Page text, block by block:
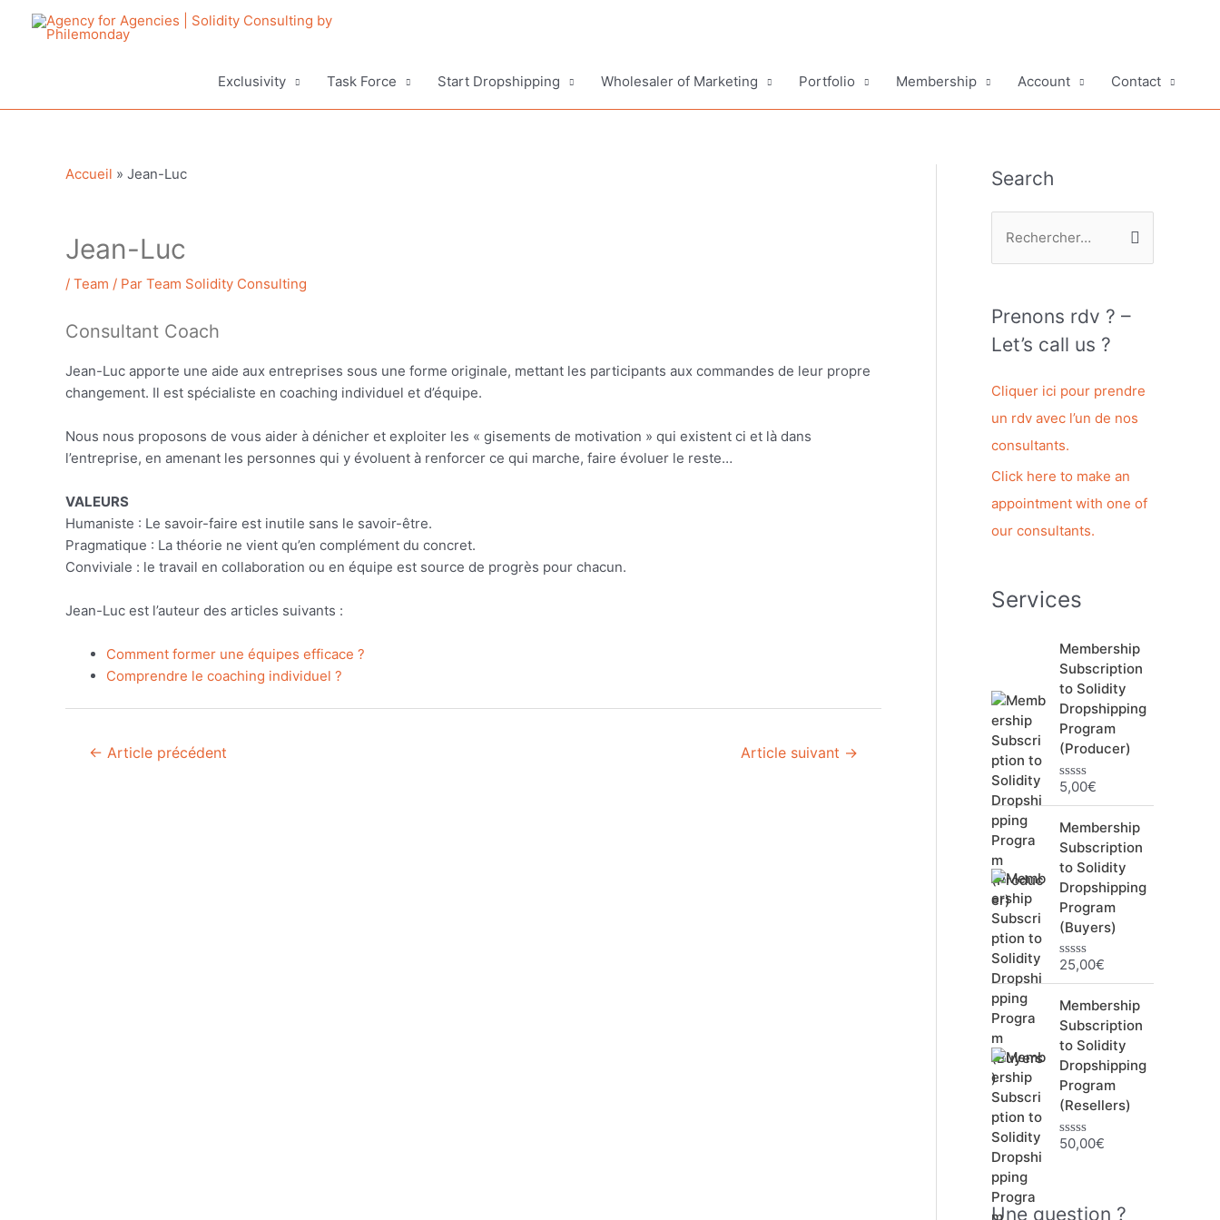
Exclusivity
Task Force Start Dropshipping Wholesaler of Marketing Portfolio Membership Account Contact
Accueil » Jean-Luc
Jean-Luc
/ Team / Par Team Solidity Consulting
Consultant Coach
Jean-Luc apporte une aide aux entreprises sous une forme originale, mettant les participants aux commandes de leur propre
changement. Il est spécialiste en coaching individuel et d’équipe.
Nous nous proposons de vous aider à dénicher et exploiter les « gisements de motivation » qui existent ci et là dans
l’entreprise, en amenant les personnes qui y évoluent à renforcer ce qui marche, faire évoluer le reste…
VALEURS
Humaniste : Le savoir-faire est inutile sans le savoir-être.
Pragmatique : La théorie ne vient qu’en complément du concret.
Conviviale : le travail en collaboration ou en équipe est source de progrès pour chacun.
Jean-Luc est l’auteur des articles suivants :
Comment former une équipes efficace ?
Comprendre le coaching individuel ?
Navigation
← Article précédent Article suivant →
Search
h
e
c
h
e
r
Prenons rdv ? –
Let’s call us ?
Cliquer ici pour prendre
un rdv avec l’un de nos
consultants.
Click here to make an
appointment with one of
our consultants.
Services
Membership
Subscription
to Solidity
Dropshipping
Program
(Producer)
N
o
e
0
s
u
r
5
5,00€
Membership
Subscription
to Solidity
Dropshipping
Program
(Buyers)
N
o
e
0
u
r
5
25,00€
Membership
Subscription
to Solidity
Dropshipping
Program
(Resellers)
N
s
50,00€
Une question ?